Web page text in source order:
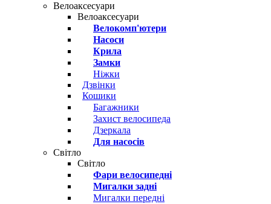
Велоаксесуари
Велоаксесуари
Велокомп'ютери
Насоси
Крила
Замки
Ніжки
Дзвінки
Кошики
Багажники
Захист велосипеда
Дзеркала
Для насосів
Світло
Світло
Фари велосипедні
Мигалки задні
Мигалки передні